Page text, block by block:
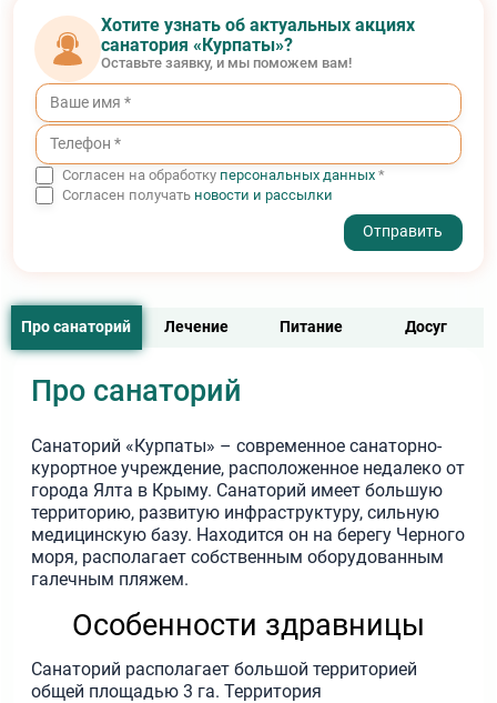
Хотите узнать об актуальных акциях
санатория «Курпаты»?
Оставьте заявку, и мы поможем вам!
Согласен на обработку персональных данных*
Согласен получать новости и рассылки
Про санаторий Лечение Питание Досуг
Про санаторий
Санаторий «Курпаты» – современное санаторно-
курортное учреждение, расположенное недалеко от
города Ялта в Крыму. Санаторий имеет большую
территорию, развитую инфраструктуру, сильную
медицинскую базу. Находится он на берегу Черного
моря, располагает собственным оборудованным
галечным пляжем.
Особенности здравницы
Санаторий располагает большой территорией
общей площадью 3 га. Территория